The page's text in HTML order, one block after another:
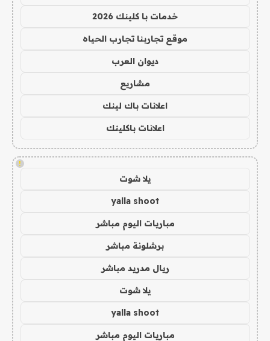
خدمات با كلينك 2026
موقع تجاربنا تجارب الحياه
ديوان العرب
مشاريع
اعلانات باك لينك
اعلانات باكلينك
!
يلا شوت
yalla shoot
مباريات اليوم مباشر
برشلونة مباشر
ريال مدريد مباشر
يلا شوت
yalla shoot
مباريات اليوم مباشر